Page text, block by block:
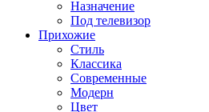
Назначение
Под телевизор
Прихожие
Стиль
Классика
Современные
Модерн
Цвет